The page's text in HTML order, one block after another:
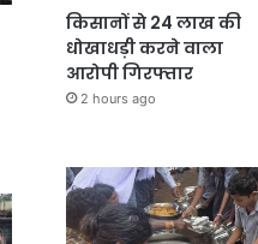
किसानों से 24 लाख की
धोखाधड़ी करने वाला
आरोपी गिरफ्तार
2 hours ago